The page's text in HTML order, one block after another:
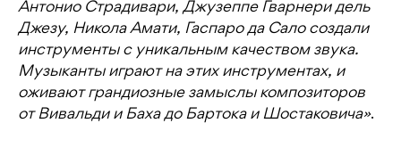
Антонио Страдивари, Джузеппе Гварнери дель
Джезу, Никола Амати, Гаспаро да Сало создали
инструменты с уникальным качеством звука.
Музыканты играют на этих инструментах, и
оживают грандиозные замыслы композиторов
от Вивальди и Баха до Бартока и Шостаковича».